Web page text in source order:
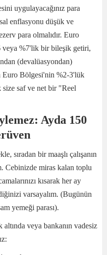
uygulayacağınız para
enflasyonu düşük ve
para olmalıdır. Euro
veya %7'lik bir bileşik getiri,
(devalüasyondan)
Euro Bölgesi'nin %2-3'lük
size saf ve net bir "Reel
Ayda 150
sıradan bir maaşlı çalışanın
Cebinizde miras kalan toplu
kısarak her ay
varsayalım. (Bugünün
yemeği parası).
veya bankanın vadesiz